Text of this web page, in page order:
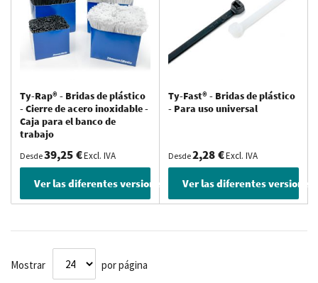
Ty-Rap® - Bridas de plástico
- Cierre de acero inoxidable -
Caja para el banco de
trabajo
Desde39,25 €Excl. IVA
Ver las diferentes versiones
Ty-Fast® - Bridas de plástico
- Para uso universal
Desde2,28 €Excl. IVA
Ver las diferentes versiones
Mostrar por página